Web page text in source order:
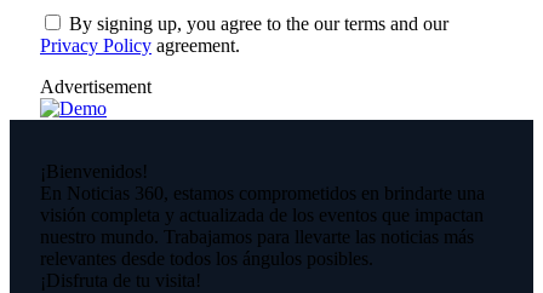
By signing up, you agree to the our terms and our
Privacy Policy agreement.
Advertisement
¡Bienvenidos!
En Noticias 360, estamos comprometidos en brindarte una
visión completa y actualizada de los eventos que impactan
nuestro mundo. Trabajamos para llevarte las noticias más
relevantes desde todos los ángulos posibles.
¡Disfruta de tu visita!